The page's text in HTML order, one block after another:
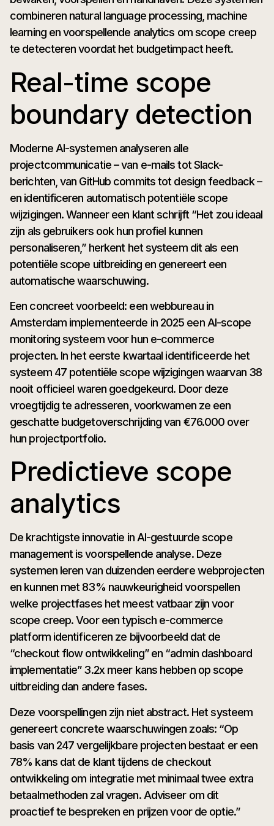
combineren natural language processing, machine
learning en voorspellende analytics om scope creep
te detecteren voordat het budgetimpact heeft.
Real-time scope
boundary detection
Moderne AI-systemen analyseren alle
projectcommunicatie – van e-mails tot Slack-
berichten, van GitHub commits tot design feedback –
en identificeren automatisch potentiële scope
wijzigingen. Wanneer een klant schrijft “Het zou ideaal
zijn als gebruikers ook hun profiel kunnen
personaliseren,” herkent het systeem dit als een
potentiële scope uitbreiding en genereert een
automatische waarschuwing.
Een concreet voorbeeld: een webbureau in
Amsterdam implementeerde in 2025 een AI-scope
monitoring systeem voor hun e-commerce
projecten. In het eerste kwartaal identificeerde het
systeem 47 potentiële scope wijzigingen waarvan 38
nooit officieel waren goedgekeurd. Door deze
vroegtijdig te adresseren, voorkwamen ze een
geschatte budgetoverschrijding van €76.000 over
hun projectportfolio.
Predictieve scope
analytics
De krachtigste innovatie in AI-gestuurde scope
management is voorspellende analyse. Deze
systemen leren van duizenden eerdere webprojecten
en kunnen met 83% nauwkeurigheid voorspellen
welke projectfases het meest vatbaar zijn voor
scope creep. Voor een typisch e-commerce
platform identificeren ze bijvoorbeeld dat de
“checkout flow ontwikkeling” en “admin dashboard
implementatie” 3.2x meer kans hebben op scope
uitbreiding dan andere fases.
Deze voorspellingen zijn niet abstract. Het systeem
genereert concrete waarschuwingen zoals: “Op
basis van 247 vergelijkbare projecten bestaat er een
78% kans dat de klant tijdens de checkout
ontwikkeling om integratie met minimaal twee extra
betaalmethoden zal vragen. Adviseer om dit
proactief te bespreken en prijzen voor de optie.”